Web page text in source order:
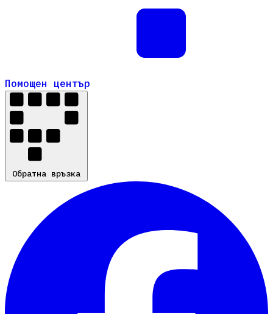
Помощен център
Помощен център
Обратна връзка
Обратна връзка